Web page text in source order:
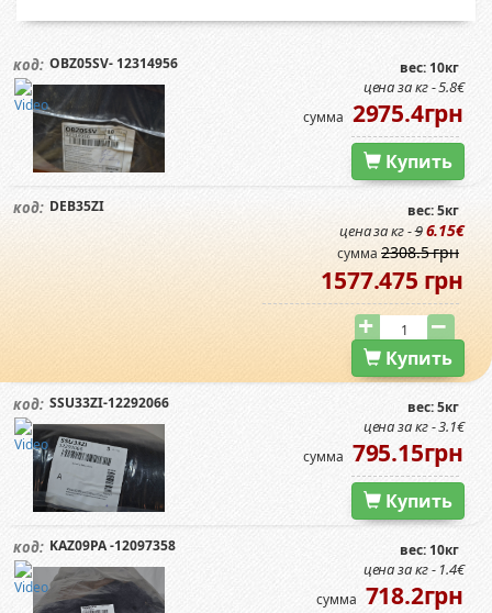
код: OBZ05SV- 12314956 вес: 10кг
цена за кг - 5.8€
сумма 2975.4грн
Купить
код: DEB35ZI вес: 5кг
цена за кг -96.15€
сумма 2308.5 грн
1577.475 грн
Купить
код: SSU33ZI-12292066 вес: 5кг
цена за кг - 3.1€
сумма 795.15грн
Купить
код: KAZ09PA -12097358 вес: 10кг
цена за кг - 1.4€
сумма 718.2грн